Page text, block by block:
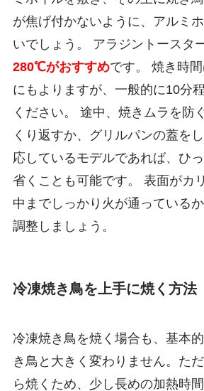
が焦げ付かないように、アルミ
いでしょう。 アラジントースタ
280℃がおすすめです。 焼き時
にもよりますが、一般的に10分
ください。 途中、焼きムラを防
くり返すか、グリルパンの蓋を
応しているモデルであれば、ひ
省くことも可能です。 表面がカ
中までしっかり火が通っている
調整しましょう。
冷凍焼き鳥を上手に焼く方法
冷凍焼き鳥を焼く場合も、基本
き鳥と大きく変わりません。た
ら焼くため、少し長めの加熱時